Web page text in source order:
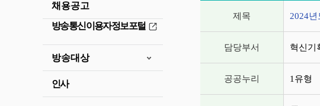
채용공고
방송통신이용자정보포털
방송대상
인사
제목 2024
담당부서 혁신기
공공누리 1유형